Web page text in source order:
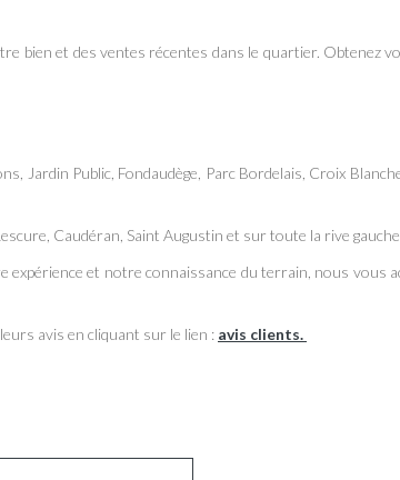
bien et des ventes récentes dans le quartier. Obtenez
Public, Fondaudège, Parc Bordelais, Croix
Caudéran, Saint Augustin et sur toute la rive
expérience et notre connaissance du terrain, nous vous
avis en cliquant sur le lien : avis clients.